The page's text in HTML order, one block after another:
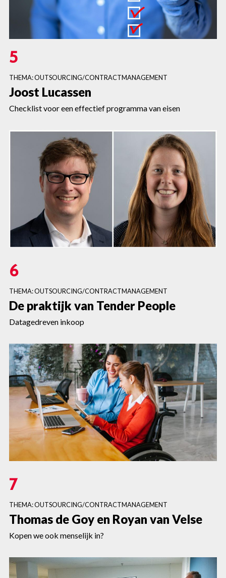
5
THEMA: OUTSOURCING/CONTRACTMANAGEMENT
Joost Lucassen
Checklist voor een effectief programma van eisen
6
THEMA: OUTSOURCING/CONTRACTMANAGEMENT
De praktijk van Tender People
Datagedreven inkoop
7
THEMA: OUTSOURCING/CONTRACTMANAGEMENT
Thomas de Goy en Royan van Velse
Kopen we ook menselijk in?